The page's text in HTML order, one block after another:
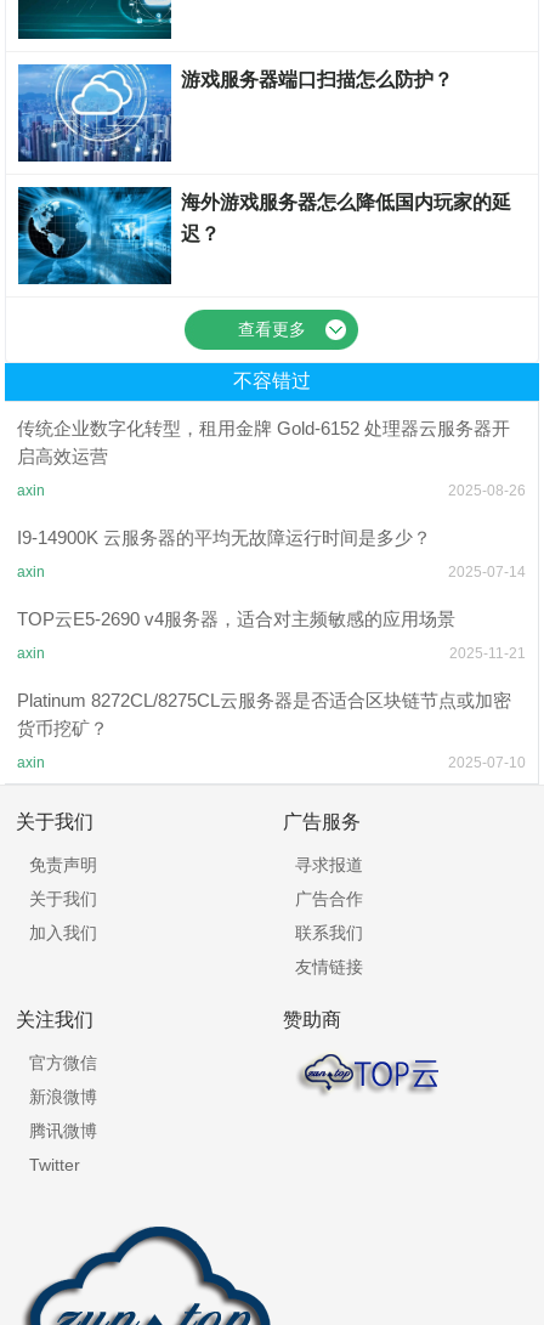
游戏服务器端口扫描怎么防护？
海外游戏服务器怎么降低国内玩家的延
迟？
查看更多
不容错过
传统企业数字化转型，租用金牌 Gold-6152 处理器云服务器开
启高效运营
axin 2025-08-26
I9-14900K 云服务器的平均无故障运行时间是多少？​
axin 2025-07-14
TOP云E5-2690 v4服务器，适合对主频敏感的应用场景
axin 2025-11-21
​​Platinum 8272CL/8275CL云服务器是否适合区块链节点或加密
货币挖矿？
axin 2025-07-10
关于我们
免责声明
关于我们
加入我们
广告服务
寻求报道
广告合作
联系我们
友情链接
关注我们
官方微信
新浪微博
腾讯微博
Twitter
赞助商